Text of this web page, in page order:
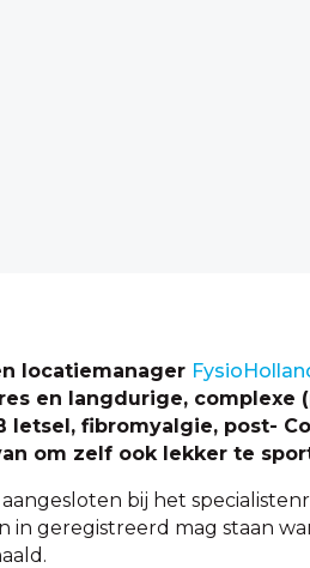
locatiemanager
en langdurige, complexe
fibromyalgie, post-
om zelf ook lekker te
bij het
in geregistreerd mag staan